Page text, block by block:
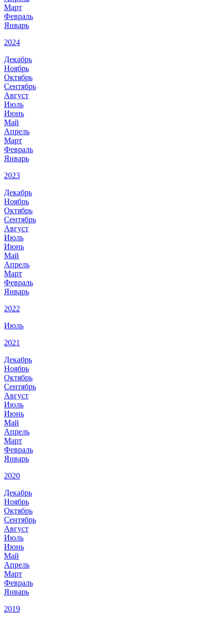
Март
Февраль
Январь
2024
Декабрь
Ноябрь
Октябрь
Сентябрь
Август
Июль
Июнь
Май
Апрель
Март
Февраль
Январь
2023
Декабрь
Ноябрь
Октябрь
Сентябрь
Август
Июль
Июнь
Май
Апрель
Март
Февраль
Январь
2022
Июль
2021
Декабрь
Ноябрь
Октябрь
Сентябрь
Август
Июль
Июнь
Май
Апрель
Март
Февраль
Январь
2020
Декабрь
Ноябрь
Октябрь
Сентябрь
Август
Июль
Июнь
Май
Апрель
Март
Февраль
Январь
2019